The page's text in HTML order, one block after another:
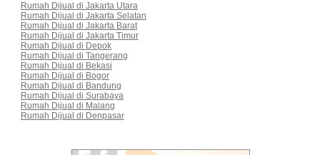
Rumah Dijual di Jakarta Utara
Rumah Dijual di Jakarta Selatan
Rumah Dijual di Jakarta Barat
Rumah Dijual di Jakarta Timur
Rumah Dijual di Depok
Rumah Dijual di Tangerang
Rumah Dijual di Bekasi
Rumah Dijual di Bogor
Rumah Dijual di Bandung
Rumah Dijual di Surabaya
Rumah Dijual di Malang
Rumah Dijual di Denpasar